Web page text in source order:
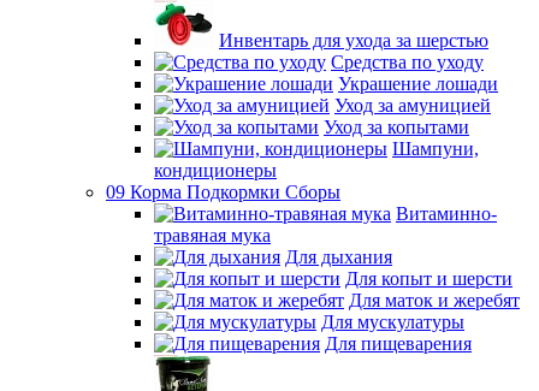
Инвентарь для ухода за шерстью
Средства по уходу
Украшение лошади
Уход за амуницией
Уход за копытами
Шампуни,
кондиционеры
09 Корма Подкормки Сборы
Витаминно-
травяная мука
Для дыхания
Для копыт и шерсти
Для маток и жеребят
Для мускулатуры
Для пищеварения